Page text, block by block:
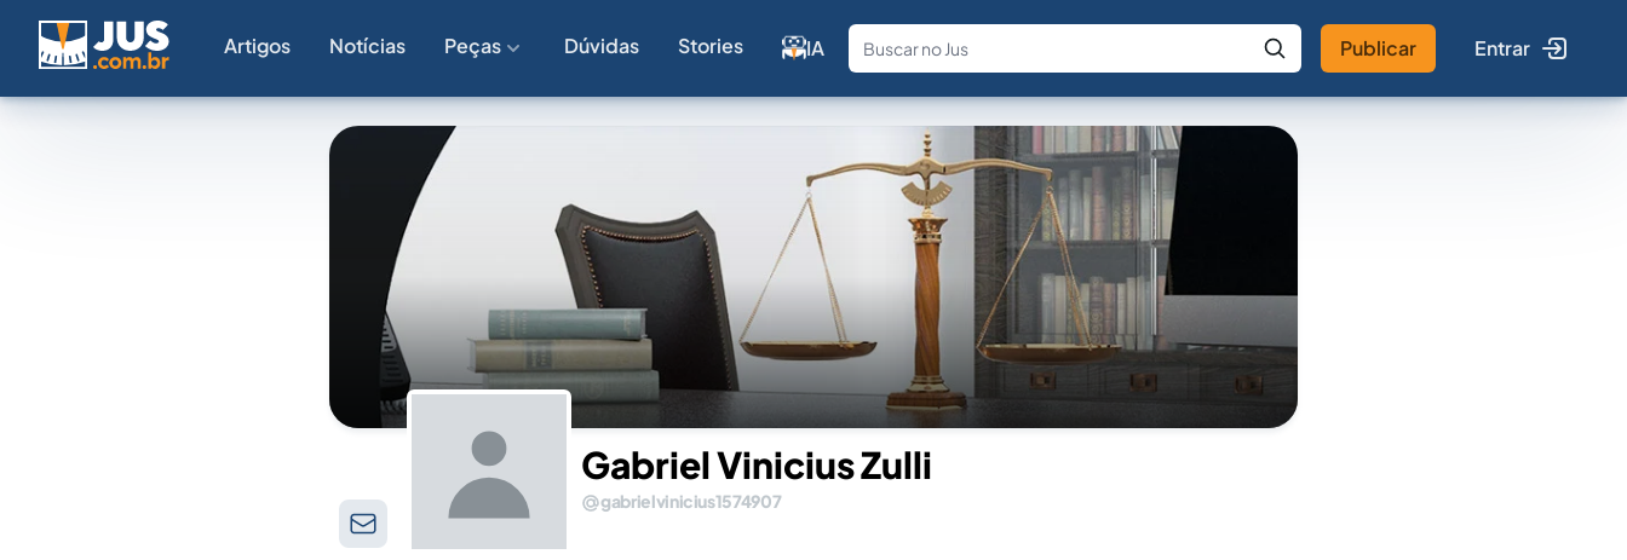
Artigos Notícias Peças Dúvidas Stories IA
Fale com a IA Buscar no Jus
Publicar Entrar
Gabriel Vinicius Zulli
gabrielvinicius1574907